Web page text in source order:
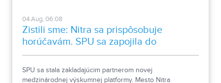
04.Aug, 06:08
Zistili sme: Nitra sa prispôsobuje
horúčavám. SPU sa zapojila do
medzinárodnej platformy
SPU sa stala zakladajúcim partnerom novej
medzinárodnej výskumnej platformy. Mesto Nitra